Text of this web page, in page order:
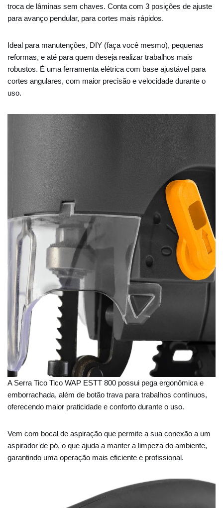
troca de lâminas sem chaves. Conta com 3 posições de ajuste
para avanço pendular, para cortes mais rápidos.
Ideal para manutenções, DIY (faça você mesmo), pequenas
reformas, e até para quem deseja realizar trabalhos mais
robustos. É uma ferramenta elétrica com base ajustável para
cortes angulares, com maior precisão e velocidade durante o
uso.
A Serra Tico Tico WAP ESTT 800 possui pega ergonômica e
emborrachada, além de botão trava para trabalhos contínuos,
oferecendo maior praticidade e conforto durante o uso.
Vem com bocal de aspiração que permite a sua conexão a um
aspirador de pó, o que ajuda a manter a limpeza do ambiente,
garantindo uma operação mais eficiente e profissional.